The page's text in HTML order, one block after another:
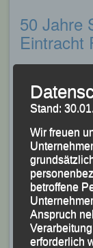
50 Jahre
Eintracht
Oberhauser
heuer ihr
Highlights
Wochenende
auf der
zu dem sich
und der
Stand:
Wir freuen
betroffene
Anspruch
erforderlich